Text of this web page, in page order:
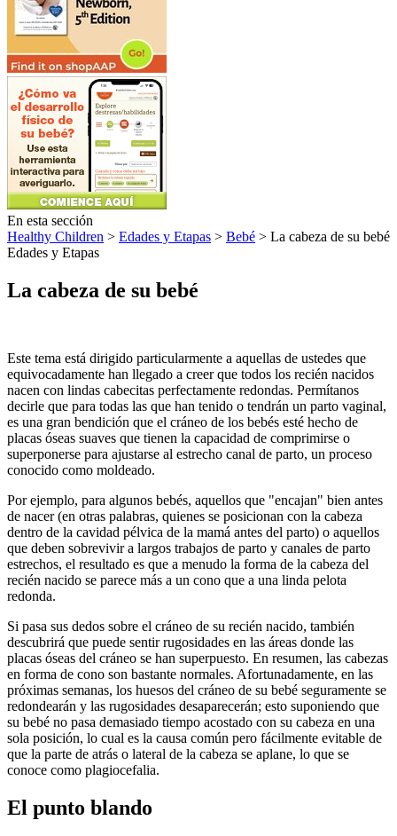
En esta sección
Healthy Children > Edades y Etapas > Bebé > La cabeza de su bebé
Edades y Etapas
La cabeza de su bebé
Este tema está dirigido particularmente a aquellas de ustedes que
equivocadamente han llegado a creer que todos los recién nacidos
nacen con lindas cabecitas perfectamente redondas. Permítanos
decirle que para todas las que han tenido o tendrán un parto vaginal,
es una gran bendición que el cráneo de los bebés esté hecho de
placas óseas suaves que tienen la capacidad de comprimirse o
superponerse para ajustarse al estrecho canal de parto, un proceso
conocido como moldeado.
Por ejemplo, para algunos bebés, aquellos que "encajan" bien antes
de nacer (en otras palabras, quienes se posicionan con la cabeza
dentro de la cavidad pélvica de la mamá antes del parto) o aquellos
que deben sobrevivir a largos trabajos de parto y canales de parto
estrechos, el resultado es que a menudo la forma de la cabeza del
recién nacido se parece más a un cono que a una linda pelota
redonda.
Si pasa sus dedos sobre el cráneo de su recién nacido, también
descubrirá que puede sentir rugosidades en las áreas donde las
placas óseas del cráneo se han superpuesto. En resumen, las cabezas
en forma de cono son bastante normales. Afortunadamente, en las
próximas semanas, los huesos del cráneo de su bebé seguramente se
redondearán y las rugosidades desaparecerán; esto suponiendo que
su bebé no pasa demasiado tiempo acostado con su cabeza en una
sola posición, lo cual es la causa común pero fácilmente evitable de
que la parte de atrás o lateral de la cabeza se aplane, lo que se
conoce como plagiocefalia.
El punto blando